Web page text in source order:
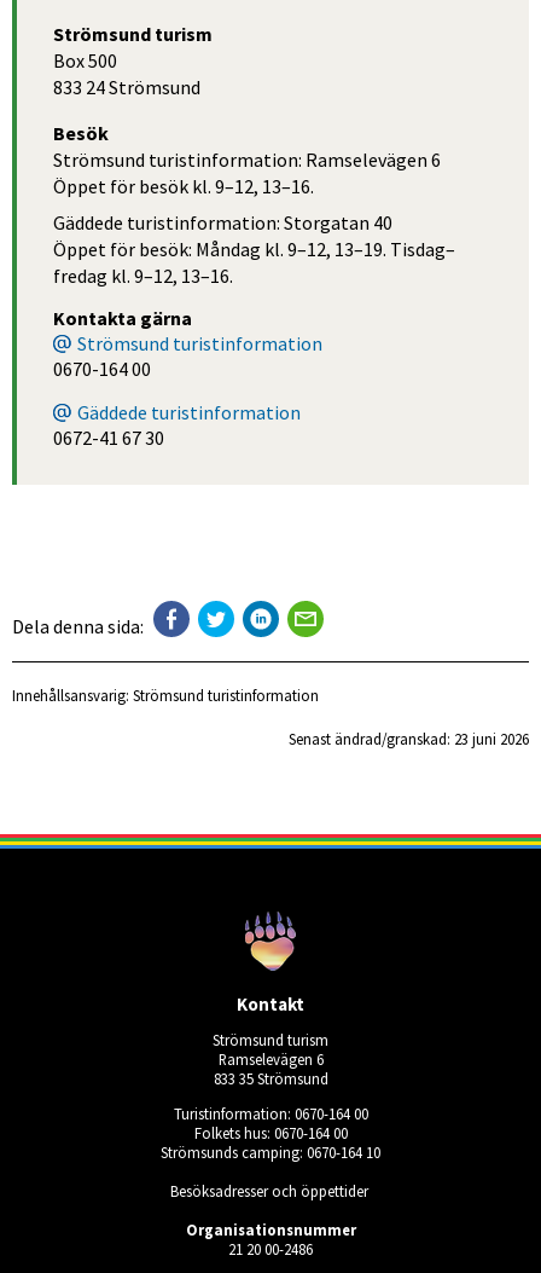
Strömsund turism
Box 500
833 24 Strömsund
Besök
Strömsund turistinformation: Ramselevägen 6
Öppet för besök kl. 9–12, 13–16.
Gäddede turistinformation: Storgatan 40
Öppet för besök: Måndag kl. 9–12, 13–19. Tisdag–
fredag kl. 9–12, 13–16.
Kontakta gärna
Strömsund turistinformation
0670-164 00
Gäddede turistinformation
0672-41 67 30
Dela denna sida:
Innehållsansvarig: Strömsund turistinformation
Senast ändrad/granskad: 23 juni 2026
Kontakt
Strömsund turism
Ramselevägen 6
833 35 Strömsund
Turistinformation: 0670-164 00
Folkets hus: 0670-164 00
Strömsunds camping: 0670-164 10
Besöksadresser och öppettider
Organisationsnummer
21 20 00-2486